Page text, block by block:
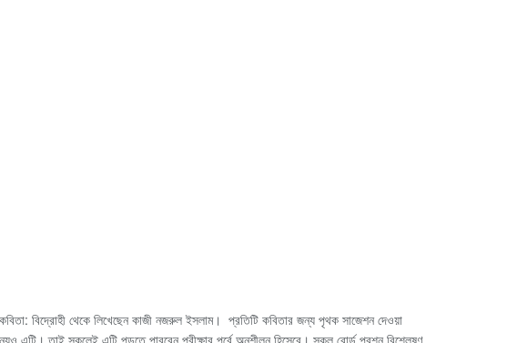
বিদ্রোহী থেকে লিখেছেন কাজী নজরুল ইসলাম। প্রতিটি কবিতার জন্য পৃথক সাজেশন দেওয়া
এটি। তাই সকলেই এটি পড়তে পারবেন পরীক্ষার পূর্বে অনুশীলন হিসেবে। সকল বোর্ড প্রশ্ন বিশ্লেষণ